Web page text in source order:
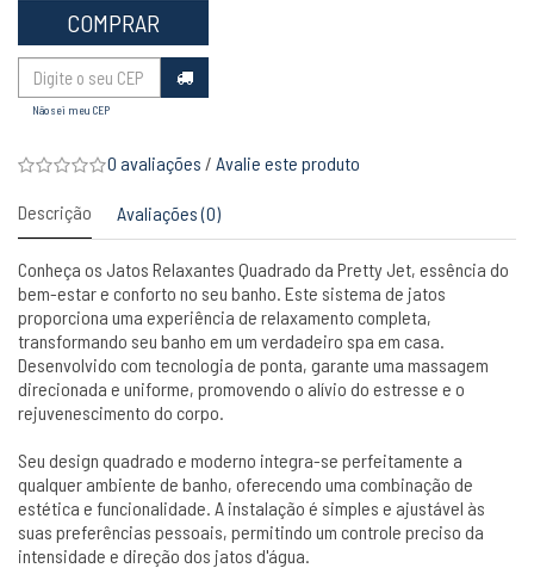
COMPRAR
Não sei meu CEP
0 avaliações / Avalie este produto
Descrição Avaliações (0)
Conheça os Jatos Relaxantes Quadrado da Pretty Jet, essência do
bem-estar e conforto no seu banho. Este sistema de jatos
proporciona uma experiência de relaxamento completa,
transformando seu banho em um verdadeiro spa em casa.
Desenvolvido com tecnologia de ponta, garante uma massagem
direcionada e uniforme, promovendo o alívio do estresse e o
rejuvenescimento do corpo.
Seu design quadrado e moderno integra-se perfeitamente a
qualquer ambiente de banho, oferecendo uma combinação de
estética e funcionalidade. A instalação é simples e ajustável às
suas preferências pessoais, permitindo um controle preciso da
intensidade e direção dos jatos d'água.